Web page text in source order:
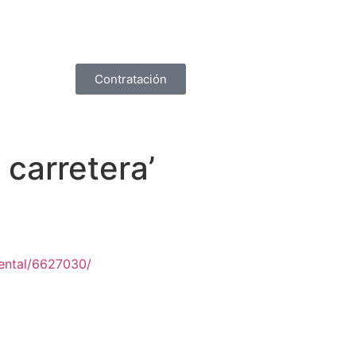
Contratación
6627030/